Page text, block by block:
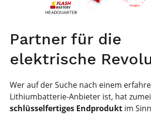
Partner für die
elektrische
Wer auf der Suche nach einem
Lithiumbatterie-Anbieter ist, hat
schlüsselfertiges Endprodukt im